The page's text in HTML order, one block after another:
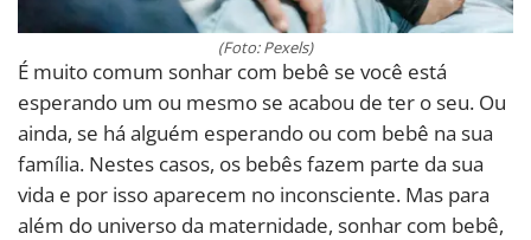
(Foto: Pexels)
É muito comum sonhar com bebê se você está
esperando um ou mesmo se acabou de ter o seu. Ou
ainda, se há alguém esperando ou com bebê na sua
família. Nestes casos, os bebês fazem parte da sua
vida e por isso aparecem no inconsciente. Mas para
além do universo da maternidade, sonhar com bebê,